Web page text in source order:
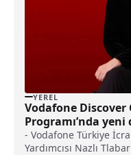
YEREL
Vodafone Discover
Programı’nda
- Vodafone Türkiye
Yardımcısı Nazlı